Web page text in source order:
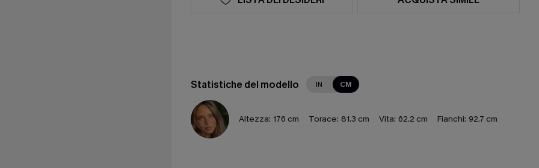
Statistiche del modello IN CM
Altezza: 176 cm Torace: 81.3 cm Vita: 62.2 cm Fianchi: 92.7 cm